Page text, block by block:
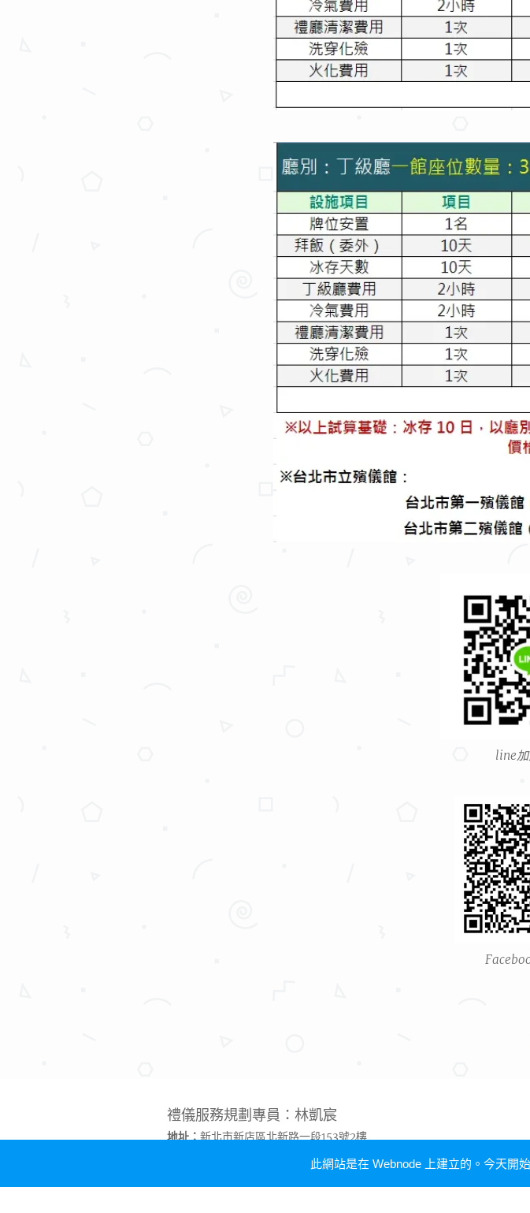
line
禮儀服務規劃專員：林凱宸
地址：新北市新店區北新路一段153號2樓
此網站是在 Webnode 上建立的。今天開